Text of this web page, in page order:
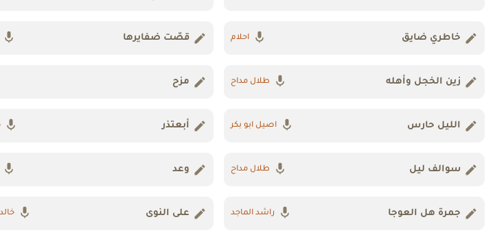
خاطري ضايق احلام قصّت ضفايرها
زين الخجل وأهله طلال مداح مزح
الليل حارس اصيل ابو بكر أبعتذر
سوالف ليل طلال مداح وعد
جمرة هل العوجا راشد الماجد على النوى